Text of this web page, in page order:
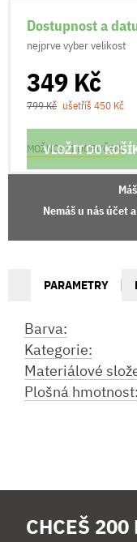
Dostupnost a
nejprve vyber velikost
349 Kč
799 Kč ušetříš 450 Kč
VLOŽIT DO
MOŽNOSTI DORUČENÍ
Nemáš u nás účet
PARAMETRY
Barva:
Kategorie:
Materiálové
Plošná hmotnost:
CHCEŠ 200